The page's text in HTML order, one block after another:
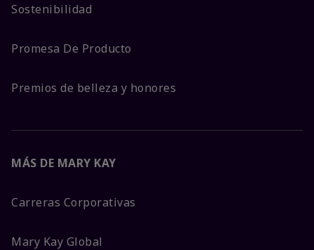
Sostenibilidad
Promesa De Producto
Premios de belleza y honores
MÁS DE MARY KAY
Carreras Corporativas
Mary Kay Global